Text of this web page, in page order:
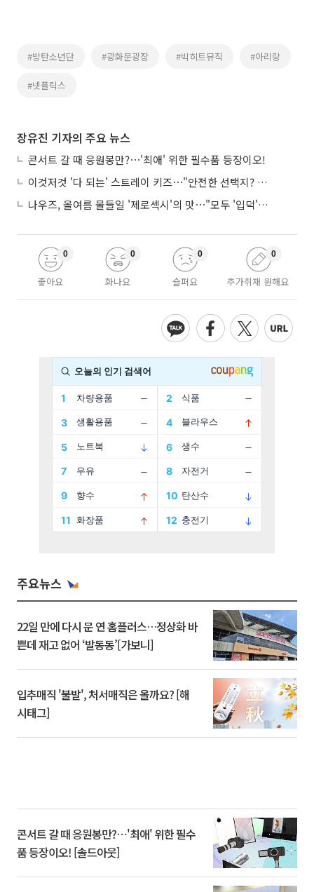
#방탄소년단 #광화문광장 #빅히트뮤직 #아리랑
#넷플릭스
장유진 기자의 주요 뉴스
콘서트 갈 때 응원봉만?⋯'최애' 위한 필수품 등장이오!
이것저것 '다 되는' 스트레이 키즈⋯"안전한 선택지? 도전이 재밌죠"
나우즈, 올여름 물들일 '제로섹시'의 맛⋯"모두 '입덕'시킬 것"
좋아요
0
화나요
0
슬퍼요
0
추가취재 원해요
0
주요뉴스
22일 만에 다시 문 연 홈플러스…정상화 바
쁜데 재고 없어 ‘발동동’[가보니]
입추매직 '불발', 처서매직은 올까요? [해
시태그]
콘서트 갈 때 응원봉만?⋯'최애' 위한 필수
품 등장이오! [솔드아웃]